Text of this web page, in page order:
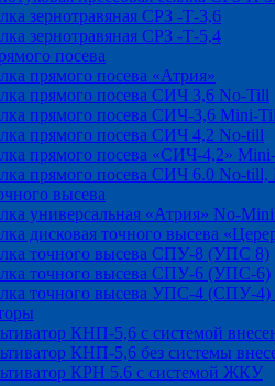
зернотравяная СРЗ -Т-3,6
зернотравяная СРЗ -Т-5,4
посева
прямого посева «Атрия»
прямого посева СИЧ 3,6 No-Till
прямого посева СИЧ-3,6 Mini-
прямого посева СИЧ 4,2 No-till
прямого посева «СИЧ-4,2»
прямого посева СИЧ 6.0 No-
высева
универсальная «Атрия» No-
дисковая точного высева
точного высева СПУ-8 (УПС 8)
точного высева СПУ-6 (УПС-6)
точного высева УПС-4 (СПУ-
КНП-5,6 с системой
КНП-5,6 без системы
КРН 5.6 с системой ЖКУ